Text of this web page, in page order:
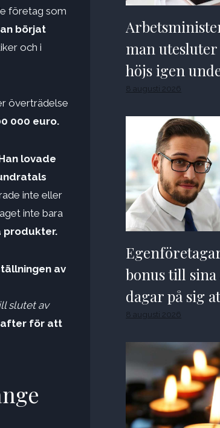
företag som
börjat
och i
överträdelse
000 euro.
lovade
inte eller
inte bara
produkter.
av
slutet av
för att
man
höjs igen
8 augusti 2026
bonus till sina
dagar på sig
8 augusti 2026